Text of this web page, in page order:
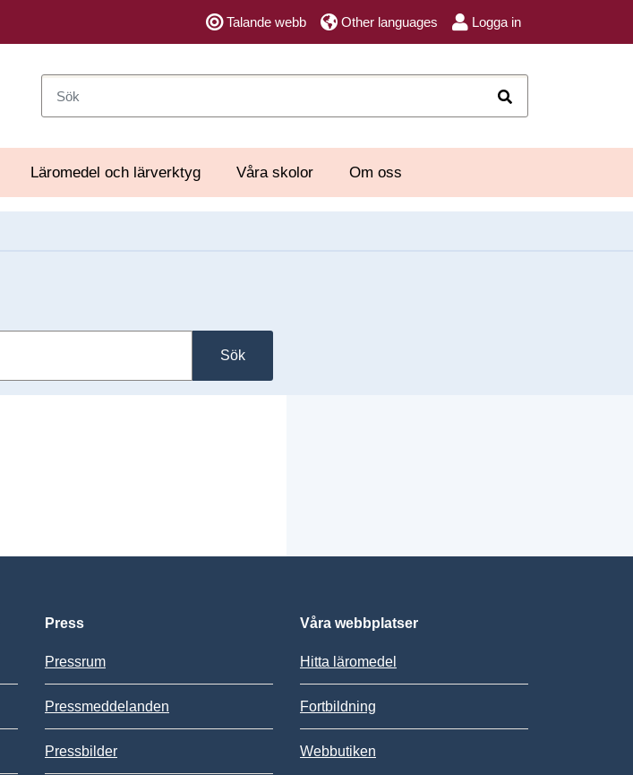
Talande webb Other languages Logga in
Läromedel och lärverktyg Våra skolor Om oss
Sök
Press
Pressrum
Pressmeddelanden
Pressbilder
Våra webbplatser
Hitta läromedel
Fortbildning
Webbutiken